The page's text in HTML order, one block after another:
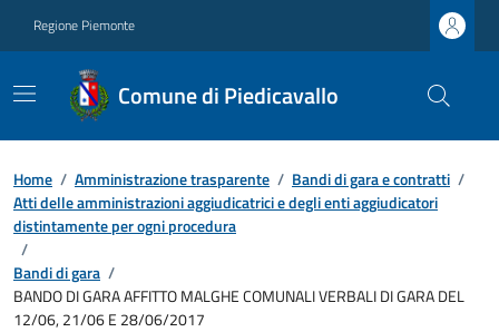
Regione Piemonte
Comune di Piedicavallo
Home / Amministrazione trasparente / Bandi di gara e contratti /
Atti delle amministrazioni aggiudicatrici e degli enti aggiudicatori
distintamente per ogni procedura
/
Bandi di gara /
BANDO DI GARA AFFITTO MALGHE COMUNALI VERBALI DI GARA DEL
12/06, 21/06 E 28/06/2017